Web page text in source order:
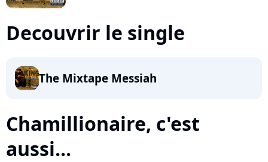
Decouvrir le single
The Mixtape Messiah
Chamillionaire, c'est
aussi...